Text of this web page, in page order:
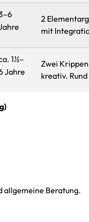
2
mit
1½–
Jahre
Zwei
kreativ.
allgemeine Beratung.